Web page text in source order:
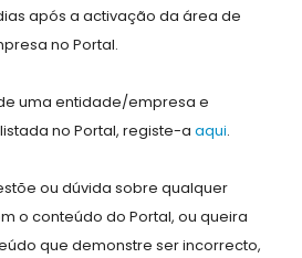
após a activação da área de
no Portal.
uma entidade/empresa e
no Portal, registe-a aqui.
ou dúvida sobre qualquer
o conteúdo do Portal, ou queira
que demonstre ser incorrecto,